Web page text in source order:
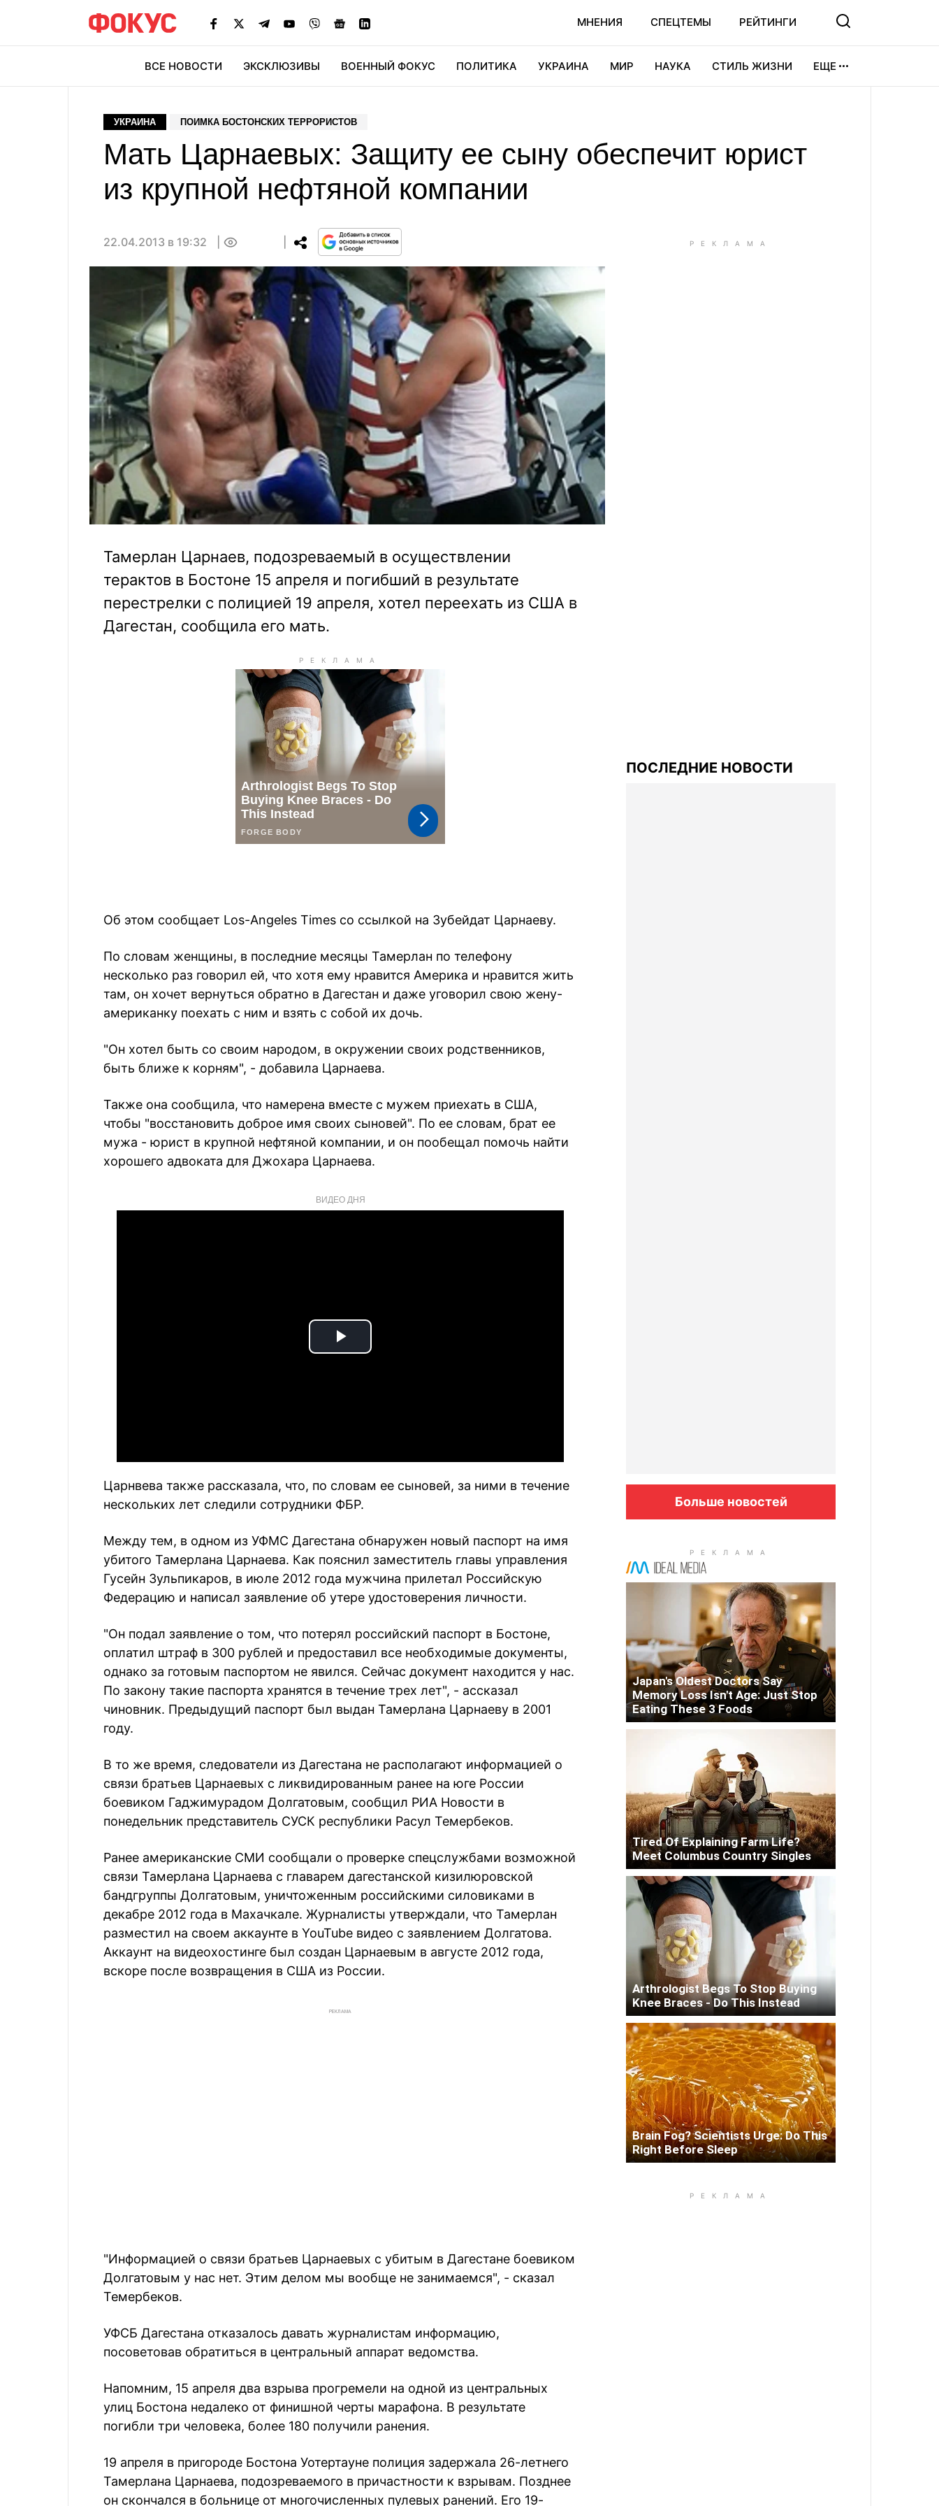
МНЕНИЯ СПЕЦТЕМЫ РЕЙТИНГИ
ВСЕ НОВОСТИ ЭКСКЛЮЗИВЫ ВОЕННЫЙ ФОКУС ПОЛИТИКА УКРАИНА МИР НАУКА СТИЛЬ ЖИЗНИ ЕЩЕ
УКРАИНА ПОИМКА БОСТОНСКИХ ТЕРРОРИСТОВ
Мать Царнаевых: Защиту ее сыну обеспечит юрист
из крупной нефтяной компании
22.04.2013 в 19:32
Тамерлан Царнаев, подозреваемый в осуществлении
терактов в Бостоне 15 апреля и погибший в результате
перестрелки с полицией 19 апреля, хотел переехать из США в
Дагестан, сообщила его мать.
Об этом сообщает Los-Angeles Times со ссылкой на Зубейдат Царнаеву.
По словам женщины, в последние месяцы Тамерлан по телефону
несколько раз говорил ей, что хотя ему нравится Америка и нравится жить
там, он хочет вернуться обратно в Дагестан и даже уговорил свою жену-
американку поехать с ним и взять с собой их дочь.
"Он хотел быть со своим народом, в окружении своих родственников,
быть ближе к корням", - добавила Царнаева.
Также она сообщила, что намерена вместе с мужем приехать в США,
чтобы "восстановить доброе имя своих сыновей". По ее словам, брат ее
мужа - юрист в крупной нефтяной компании, и он пообещал помочь найти
хорошего адвоката для Джохара Царнаева.
ВИДЕО ДНЯ
Play
Царнвева также рассказала, что, по словам ее сыновей, за ними в течение
нескольких лет следили сотрудники ФБР.
Между тем, в одном из УФМС Дагестана обнаружен новый паспорт на имя
убитого Тамерлана Царнаева. Как пояснил заместитель главы управления
Гусейн Зульпикаров, в июле 2012 года мужчина прилетал Российскую
Федерацию и написал заявление об утере удостоверения личности.
"Он подал заявление о том, что потерял российский паспорт в Бостоне,
оплатил штраф в 300 рублей и предоставил все необходимые документы,
однако за готовым паспортом не явился. Сейчас документ находится у нас.
По закону такие паспорта хранятся в течение трех лет", - ассказал
чиновник. Предыдущий паспорт был выдан Тамерлана Царнаеву в 2001
году.
В то же время, следователи из Дагестана не располагают информацией о
связи братьев Царнаевых с ликвидированным ранее на юге России
боевиком Гаджимурадом Долгатовым, сообщил РИА Новости в
понедельник представитель СУСК республики Расул Темербеков.
Ранее американские СМИ сообщали о проверке спецслужбами возможной
связи Тамерлана Царнаева с главарем дагестанской кизилюровской
бандгруппы Долгатовым, уничтоженным российскими силовиками в
декабре 2012 года в Махачкале. Журналисты утверждали, что Тамерлан
разместил на своем аккаунте в YouTube видео с заявлением Долгатова.
Аккаунт на видеохостинге был создан Царнаевым в августе 2012 года,
вскоре после возвращения в США из России.
РЕКЛАМА
"Информацией о связи братьев Царнаевых с убитым в Дагестане боевиком
Долгатовым у нас нет. Этим делом мы вообще не занимаемся", - сказал
Темербеков.
УФСБ Дагестана отказалось давать журналистам информацию,
посоветовав обратиться в центральный аппарат ведомства.
Напомним, 15 апреля два взрыва прогремели на одной из центральных
улиц Бостона недалеко от финишной черты марафона. В результате
погибли три человека, более 180 получили ранения.
19 апреля в пригороде Бостона Уотертауне полиция задержала 26-летнего
Тамерлана Царнаева, подозреваемого в причастности к взрывам. Позднее
он скончался в больнице от многочисленных пулевых ранений. Его 19-
ПОСЛЕДНИЕ НОВОСТИ
Больше новостей